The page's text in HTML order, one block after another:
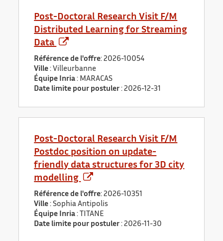
Post-Doctoral Research Visit F/M
Distributed Learning for Streaming
Data
Référence de l'offre: 2026-10054
Ville : Villeurbanne
Équipe Inria : MARACAS
Date limite pour postuler :2026-12-31
Post-Doctoral Research Visit F/M
Postdoc position on update-
friendly data structures for 3D city
modelling
Référence de l'offre: 2026-10351
Ville : Sophia Antipolis
Équipe Inria : TITANE
Date limite pour postuler :2026-11-30